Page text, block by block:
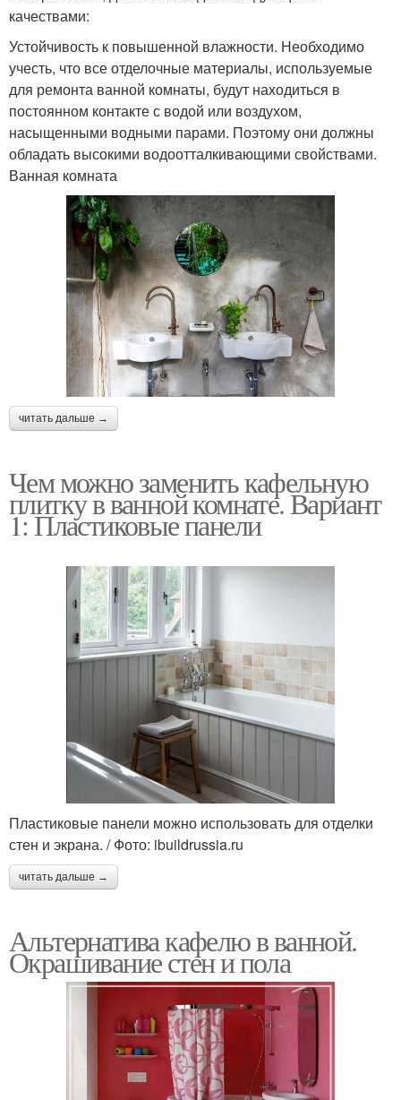
качествами:
Устойчивость к повышенной влажности. Необходимо
учесть, что все отделочные материалы, используемые
для ремонта ванной комнаты, будут находиться в
постоянном контакте с водой или воздухом,
насыщенными водными парами. Поэтому они должны
обладать высокими водоотталкивающими свойствами.
Ванная комната
читать дальше →
Чем можно заменить кафельную
плитку в ванной комнате. Вариант
1: Пластиковые панели
Пластиковые панели можно использовать для отделки
стен и экрана. / Фото: ibuildrussia.ru
читать дальше →
Альтернатива кафелю в ванной.
Окрашивание стен и пола